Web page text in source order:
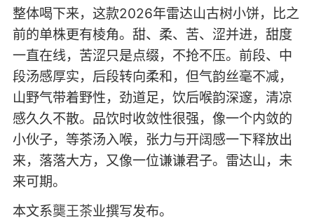
整体喝下来，这款2026年雷达山古树小饼，比之
前的单株更有棱角。甜、柔、苦、涩并进，甜度
一直在线，苦涩只是点缀，不抢不压。前段、中
段汤感厚实，后段转向柔和，但气韵丝毫不减，
山野气带着野性，劲道足，饮后喉韵深邃，清凉
感久久不散。品饮时收敛性很强，像一个内敛的
小伙子，等茶汤入喉，张力与开阔感一下释放出
来，落落大方，又像一位谦谦君子。雷达山，未
来可期。
本文系龑王茶业撰写发布。